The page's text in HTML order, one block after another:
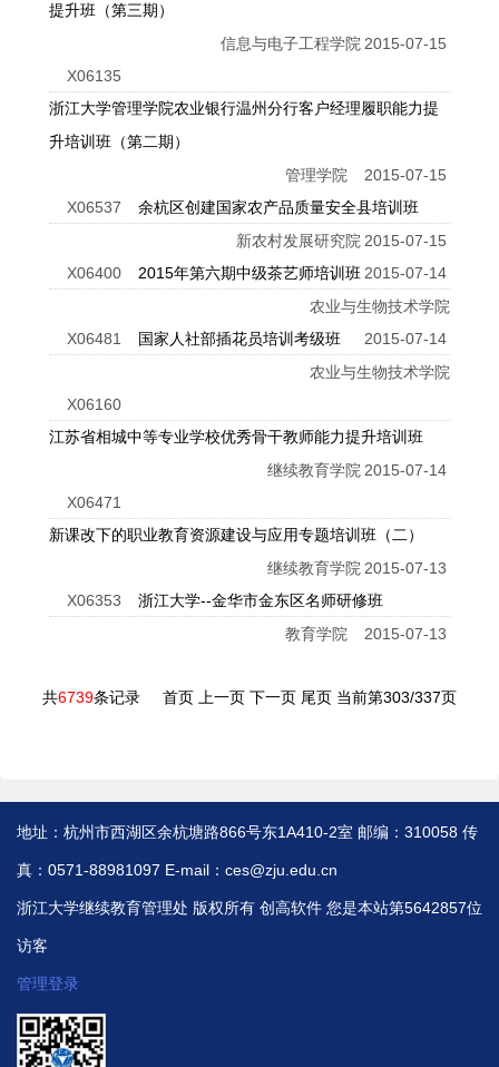
提升班（第三期）
2015-07-15
信息与电子工程学院
X06135
浙江大学管理学院农业银行温州分行客户经理履职能力提
升培训班（第二期）
2015-07-15
管理学院
X06537
余杭区创建国家农产品质量安全县培训班
2015-07-15
新农村发展研究院
X06400
2015年第六期中级茶艺师培训班 2015-07-14
农业与生物技术学院
X06481
国家人社部插花员培训考级班
2015-07-14
农业与生物技术学院
X06160
江苏省相城中等专业学校优秀骨干教师能力提升培训班
2015-07-14
继续教育学院
X06471
新课改下的职业教育资源建设与应用专题培训班（二）
2015-07-13
继续教育学院
X06353
浙江大学--金华市金东区名师研修班
2015-07-13
教育学院
共6739条记录 首页 上一页 下一页 尾页 当前第303/337页
地址：杭州市西湖区余杭塘路866号东1A410-2室 邮编：310058 传
真：0571-88981097 E-mail：ces@zju.edu.cn
浙江大学继续教育管理处 版权所有 创高软件 您是本站第5642857位
访客
管理登录